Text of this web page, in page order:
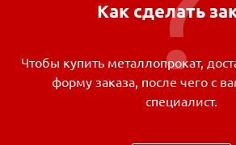
Как сделать
Чтобы купить металлопрокат,
форму заказа, после чего с
специалист.